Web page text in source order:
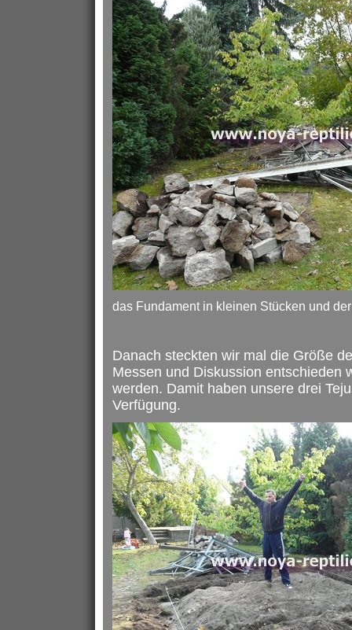
das Fundament in kleinen Stücken und
Danach steckten wir mal die Größe
Messen und Diskussion entschieden
werden. Damit haben unsere drei
Verfügung.